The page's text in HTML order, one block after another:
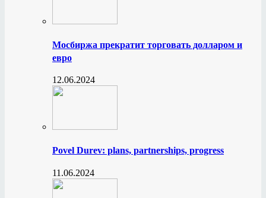
Мосбиржа прекратит торговать долларом и
евро
12.06.2024
Povel Durev: plans, partnerships, progress
11.06.2024